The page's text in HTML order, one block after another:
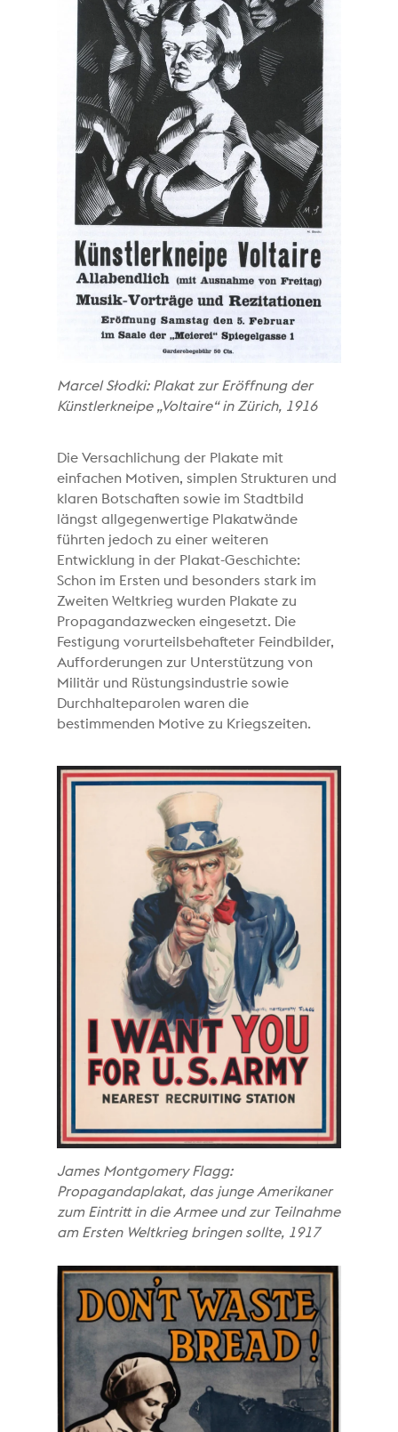
Marcel Słodki: Plakat zur Eröffnung der
Künstlerkneipe „Voltaire“ in Zürich, 1916
Die Versachlichung der Plakate mit
einfachen Motiven, simplen Strukturen und
klaren Botschaften sowie im Stadtbild
längst allgegenwertige Plakatwände
führten jedoch zu einer weiteren
Entwicklung in der Plakat-Geschichte:
Schon im Ersten und besonders stark im
Zweiten Weltkrieg wurden Plakate zu
Propagandazwecken eingesetzt. Die
Festigung vorurteilsbehafteter Feindbilder,
Aufforderungen zur Unterstützung von
Militär und Rüstungsindustrie sowie
Durchhalteparolen waren die
bestimmenden Motive zu Kriegszeiten.
James Montgomery Flagg:
Propagandaplakat, das junge Amerikaner
zum Eintritt in die Armee und zur Teilnahme
am Ersten Weltkrieg bringen sollte, 1917